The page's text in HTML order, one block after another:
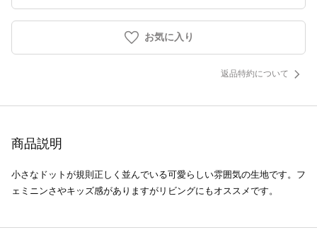
お気に入り
返品特約について
商品説明
小さなドットが規則正しく並んでいる可愛らしい雰囲気の生地です。フ
ェミニンさやキッズ感がありますがリビングにもオススメです。